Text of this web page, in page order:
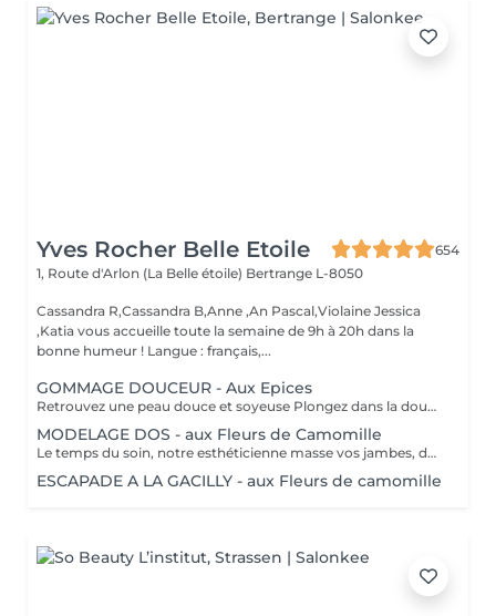
Yves Rocher Belle Etoile
654
1, Route d'Arlon (La Belle étoile) Bertrange L-8050
Cassandra R,Cassandra B,Anne ,An Pascal,Violaine Jessica
,Katia vous accueille toute la semaine de 9h à 20h dans la
bonne humeur ! Langue : français,...
GOMMAGE DOUCEUR - Aux Epices
Retrouvez une peau douce et soyeuse Plongez dans la douceur tropicale dIndonésie à travers les notes épicées des huiles essentielles de Girofle et de Muscade. Ce gommage aux effluves chauds et naturels vous transporte tout en exfoliant délicatement votre peau : elle est douce, lumineuse et satinée.
MODELAGE DOS - aux Fleurs de Camomille
Le temps du soin, notre esthéticienne masse vos jambes, des orteils à la taille dans un mouvement tonique qui active la microcirculation et leurs procure un confort sans précédent. Bénéfices : Vos jambes retrouvent fraicheur et légèreté.
ESCAPADE A LA GACILLY - aux Fleurs de camomille